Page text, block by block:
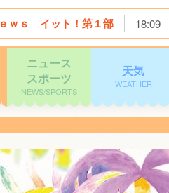
ｗｓ イット！第１部 18:09
ニュース
スポーツ
NEWS/SPORTS
天気
WEATHER